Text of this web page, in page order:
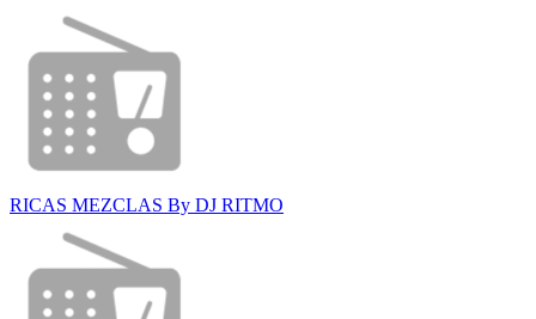
RICAS MEZCLAS By DJ RITMO